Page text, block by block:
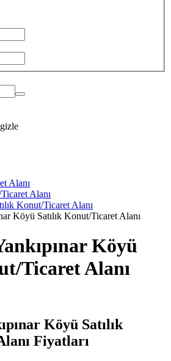
Alanı
Alanı
Konut/Ticaret Alanı
Köyü Satılık Konut/Ticaret Alanı
Köyü
Ticaret Alanı
Köyü Satılık
Fiyatları